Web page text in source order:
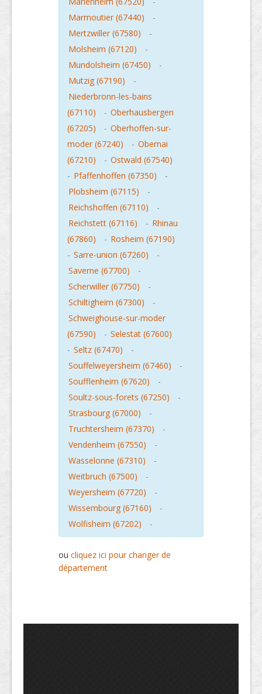
Marmoutier (67440)
-
Mertzwiller (67580)
-
Molsheim (67120)
-
Mundolsheim (67450)
-
Mutzig (67190)
-
Niederbronn-les-bains
(67110)
- Oberhausbergen
(67205)
- Oberhoffen-sur-
moder (67240)
- Obernai
(67210)
- Ostwald (67540)
- Pfaffenhoffen (67350)
-
Plobsheim (67115)
-
Reichshoffen (67110)
-
Reichstett (67116)
- Rhinau
(67860)
- Rosheim (67190)
- Sarre-union (67260)
-
Saverne (67700)
-
Scherwiller (67750)
-
Schiltigheim (67300)
-
Schweighouse-sur-moder
(67590)
- Selestat (67600)
- Seltz (67470)
-
Souffelweyersheim (67460)
-
Soufflenheim (67620)
-
Soultz-sous-forets (67250)
-
Strasbourg (67000)
-
Truchtersheim (67370)
-
Vendenheim (67550)
-
Wasselonne (67310)
-
Weitbruch (67500)
-
Weyersheim (67720)
-
Wissembourg (67160)
-
Wolfisheim (67202)
-
ou cliquez ici pour changer de
département